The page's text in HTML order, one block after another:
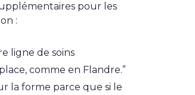
pour les
:
ligne de soins
comme en Flandre.”
la forme parce que si le